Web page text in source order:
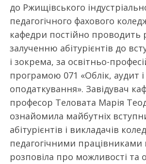
до Ржищівського
педагогічного фахового
кафедри постійно проводить
залученню абітурієнтів до
і зокрема, за освітньо-
програмою 071 «Облік, аудит і
оподаткування». Завідувач
професор Теловата Марія
ознайомила майбутніх
абітурієнтів і викладачів
педагогічними працівниками
розповіла про можливості та